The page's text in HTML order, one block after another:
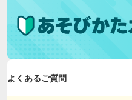
よくあるご質問